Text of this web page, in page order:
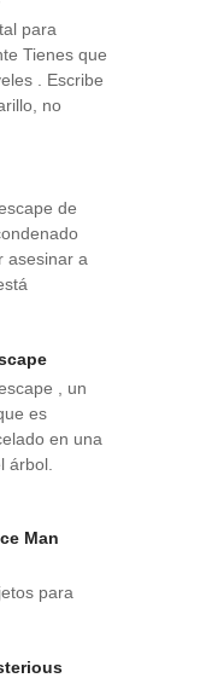
para
Tienes que
. Escribe
no
de
asesinar a
, un
es
en una
árbol.
Man
para